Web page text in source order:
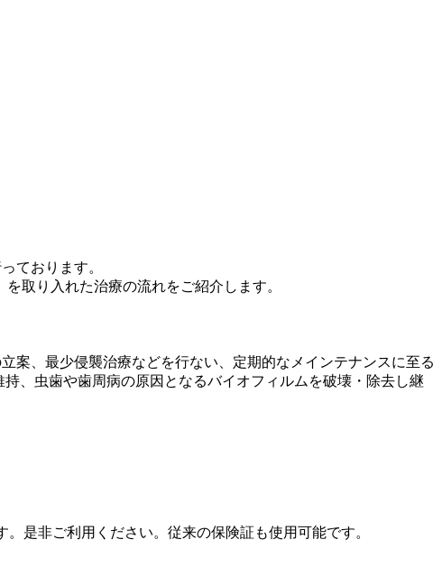
ております。
取り入れた治療の流れをご紹介します。
案、最少侵襲治療などを行ない、定期的なメインテナンスに至る
、虫歯や歯周病の原因となるバイオフィルムを破壊・除去し継
是非ご利用ください。従来の保険証も使用可能です。